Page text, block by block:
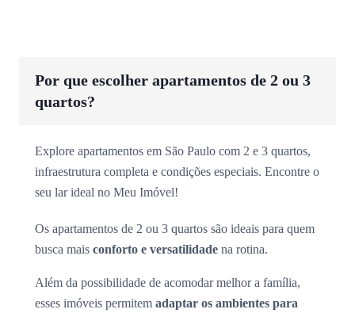
Por que escolher apartamentos de 2 ou 3
quartos?
Explore apartamentos em São Paulo com 2 e 3 quartos,
infraestrutura completa e condições especiais. Encontre o
seu lar ideal no Meu Imóvel!
Os apartamentos de 2 ou 3 quartos são ideais para quem
busca mais conforto e versatilidade na rotina.
Além da possibilidade de acomodar melhor a família,
esses imóveis permitem adaptar os ambientes para